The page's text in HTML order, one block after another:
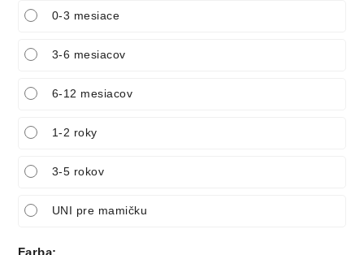
0-3 mesiace
3-6 mesiacov
6-12 mesiacov
1-2 roky
3-5 rokov
UNI pre mamičku
Farba: